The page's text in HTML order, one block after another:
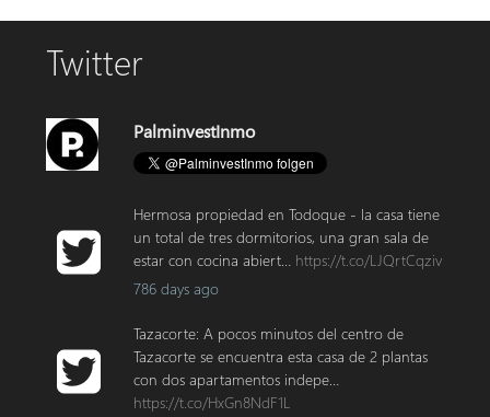
Twitter
PalminvestInmo
Hermosa propiedad en Todoque - la casa tiene
un total de tres dormitorios, una gran sala de
estar con cocina abiert… https://t.co/LJQrtCqziv
786 days ago
Tazacorte: A pocos minutos del centro de
Tazacorte se encuentra esta casa de 2 plantas
con dos apartamentos indepe…
https://t.co/HxGn8NdF1L